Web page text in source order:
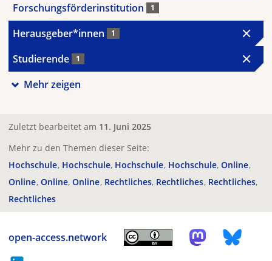
Forschungsförderinstitution 1
Herausgeber*innen 1
Studierende 1
Mehr zeigen
Zuletzt bearbeitet am 11. Juni 2025
Mehr zu den Themen dieser Seite:
Hochschule Hochschule Hochschule Hochschule Online
Online Online Online Rechtliches Rechtliches Rechtliches
Rechtliches
open-access.network